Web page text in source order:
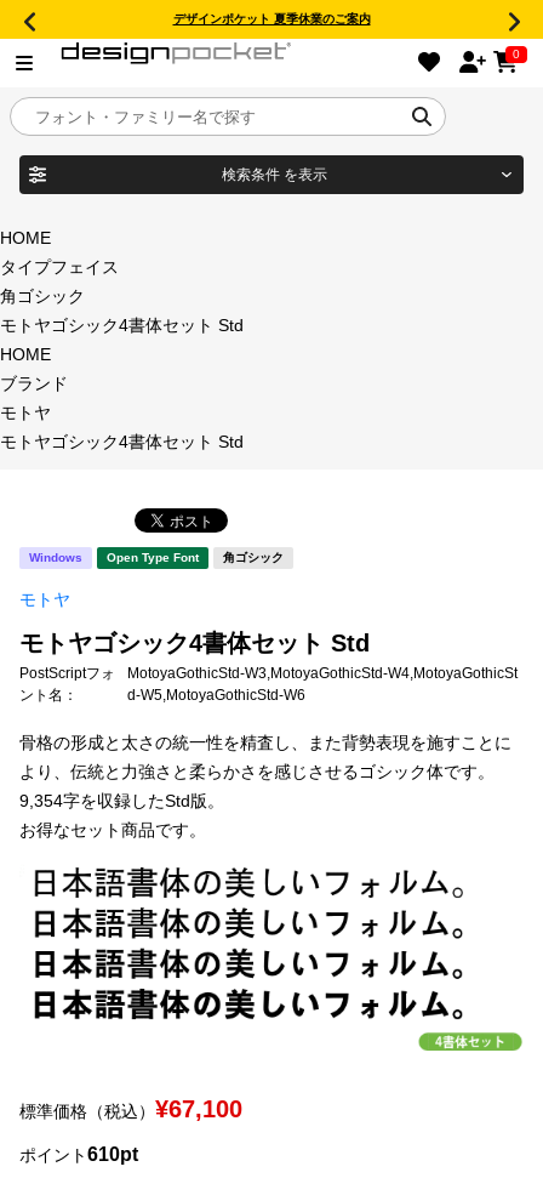
デザインポケット 夏季休業のご案内
0
目的別フォントガイド
特集
年間ライセンス商品
新着一覧
カート
マイページ
お気に入り
ご利用ガイド
よくあるご質問
お問い合わせ
検索条件 を表示
商品名
フォント形式
タイプフェイス
明朝体
宋朝体 清朝体
草書体 勘亭流
江戸文字
すべてを表示
太さ・ウェイト
文字種類
HOME
タイプフェイス
角ゴシック
モトヤゴシック4書体セット Std
HOME
ブランド
モトヤ
モトヤゴシック4書体セット Std
Windows Open Type Font 角ゴシック
モトヤ
モトヤゴシック4書体セット Std
PostScriptフォ
ント名：
MotoyaGothicStd-W3,MotoyaGothicStd-W4,MotoyaGothicSt
d-W5,MotoyaGothicStd-W6
骨格の形成と太さの統一性を精査し、また背勢表現を施すことに
より、伝統と力強さと柔らかさを感じさせるゴシック体です。
9,354字を収録したStd版。
お得なセット商品です。
標準価格（税込） ¥67,100
ポイント610pt